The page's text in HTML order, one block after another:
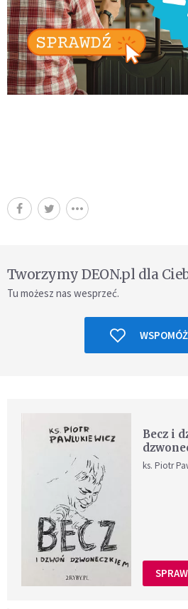
Tworzymy DEON.pl dla
Tu możesz nas wesprzeć.
Becz i
ks. Piotr